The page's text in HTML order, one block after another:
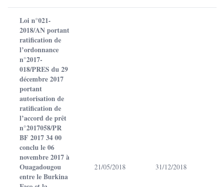
Loi n°021-
2018/AN portant
ratification de
l’ordonnance
n°2017-
018/PRES du 29
décembre 2017
portant
autorisation de
ratification de
l’accord de prêt
n°2017058/PR
BF 2017 34 00
conclu le 06
novembre 2017 à
Ouagadougou
entre le Burkina
21/05/2018 31/12/2018